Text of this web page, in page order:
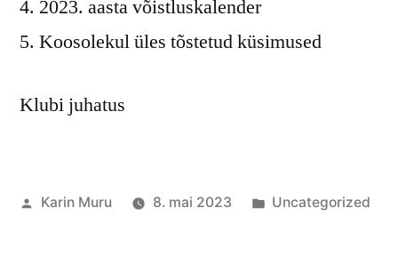
2023. aasta võistluskalender
Koosolekul üles tõstetud küsimused
Klubi juhatus
Posted
Karin Muru 8. mai 2023
Posted
Uncategorized